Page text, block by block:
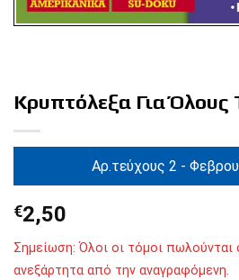
Κρυπτόλεξα Για Όλους
Αρ.τεύχους 2 -
€2,50
Σημείωση: Όλοι οι τόμοι πωλούνται
ανεξάρτητα από την αναγραφόμενη.